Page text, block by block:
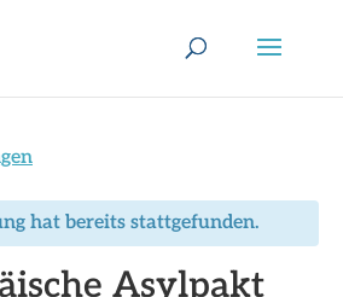
hat bereits stattgefunden.
Asylpakt